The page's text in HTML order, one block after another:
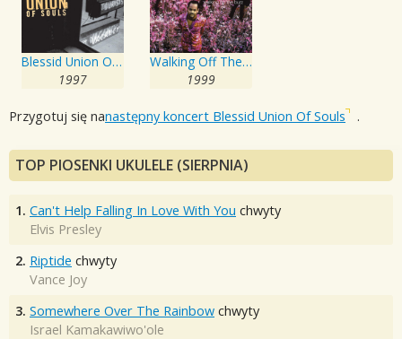
Blessid Union Of Souls
1997
Walking Off The Buzz
1999
Przygotuj się nanastępny koncert Blessid Union Of Souls .
TOP PIOSENKI UKULELE (SIERPNIA)
1. Can't Help Falling In Love With You chwyty
Elvis Presley
2. Riptide chwyty
Vance Joy
3. Somewhere Over The Rainbow chwyty
Israel Kamakawiwo'ole